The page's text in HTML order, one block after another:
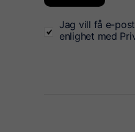
Jag vill få e-
enlighet med